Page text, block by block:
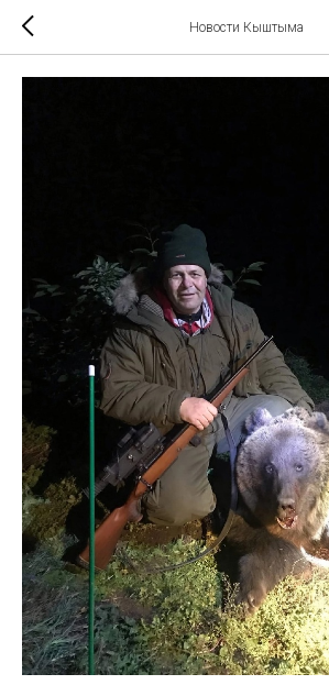
Новости Кыштыма